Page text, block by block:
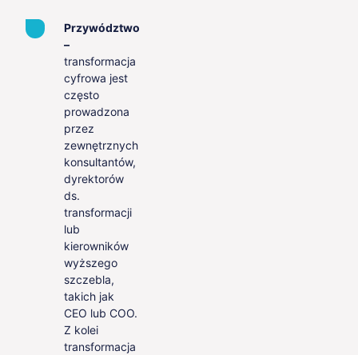
Przywództwo
–
transformacja
cyfrowa jest
często
prowadzona
przez
zewnętrznych
konsultantów,
dyrektorów
ds.
transformacji
lub
kierowników
wyższego
szczebla,
takich jak
CEO lub COO.
Z kolei
transformacja